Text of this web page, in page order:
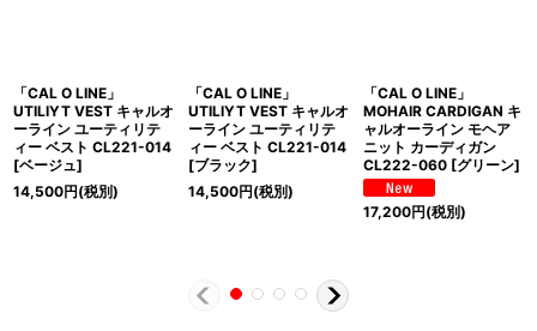
「CAL O LINE」
UTILIYT VEST キャルオ
ーライン ユーティリテ
ィー ベスト CL221-014
[ベージュ]
14,500円(税別)
「CAL O LINE」
UTILIYT VEST キャルオ
ーライン ユーティリテ
ィー ベスト CL221-014
[ブラック]
14,500円(税別)
「CAL O LINE」
MOHAIR CARDIGAN キ
ャルオーライン モヘア
ニット カーディガン
CL222-060 [グリーン]
17,200円(税別)